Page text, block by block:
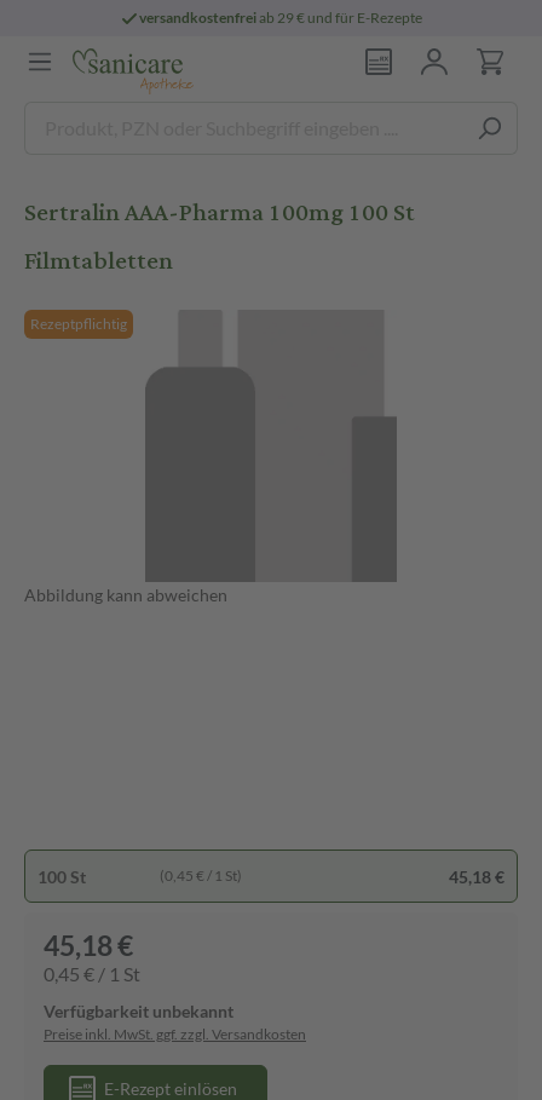
versandkostenfreiab 29 € und für E-Rezepte
Sertralin AAA-Pharma 100mg 100 St
Filmtabletten
Rezeptpflichtig
Abbildung kann abweichen
100 St (0,45 € / 1 St) 45,18 €
45,18 €
0,45 € / 1 St
Verfügbarkeit unbekannt
Preise inkl. MwSt. ggf. zzgl. Versandkosten
E-Rezept einlösen